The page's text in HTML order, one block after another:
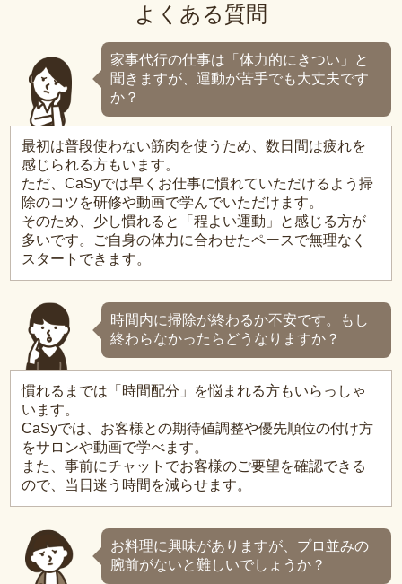
よくある質問
家事代行の仕事は「体力的にきつい」と
聞きますが、運動が苦手でも大丈夫です
か？
最初は普段使わない筋肉を使うため、数日間は疲れを
感じられる方もいます。
ただ、CaSyでは早くお仕事に慣れていただけるよう掃
除のコツを研修や動画で学んでいただけます。
そのため、少し慣れると「程よい運動」と感じる方が
多いです。ご自身の体力に合わせたペースで無理なく
スタートできます。
時間内に掃除が終わるか不安です。もし
終わらなかったらどうなりますか？
慣れるまでは「時間配分」を悩まれる方もいらっしゃ
います。
CaSyでは、お客様との期待値調整や優先順位の付け方
をサロンや動画で学べます。
また、事前にチャットでお客様のご要望を確認できる
ので、当日迷う時間を減らせます。
お料理に興味がありますが、プロ並みの
腕前がないと難しいでしょうか？